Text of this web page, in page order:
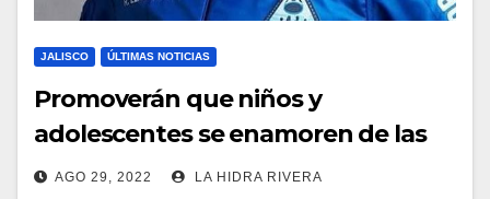
JALISCO ÚLTIMAS NOTICIAS
Promoverán que niños y
adolescentes se enamoren de las
ingenierías y la ciencia.
AGO 29, 2022 LA HIDRA RIVERA